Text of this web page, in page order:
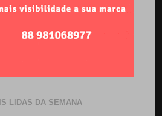
LIDAS DA SEMANA